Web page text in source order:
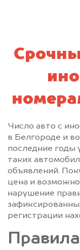
Число авто с
в Белгороде и
последние годы
таких
объявлений.
цена и
нарушение
регистрации